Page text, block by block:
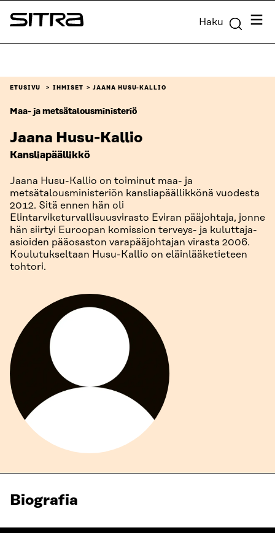
Siirry
suoraan
Sitra Haku
ETUSIVU IHMISET JAANA HUSU-KALLIO
Maa- ja metsätalousministeriö
Jaana Husu-Kallio
Kansliapäällikkö
Jaana Husu-Kallio on toiminut maa- ja
metsätalousministeriön kansliapäällikkönä vuodesta
2012. Sitä ennen hän oli
Elintarviketurvallisuusvirasto Eviran pääjohtaja, jonne
hän siirtyi Euroopan komission terveys- ja kuluttaja-
asioiden pääosaston varapääjohtajan virasta 2006.
Koulutukseltaan Husu-Kallio on eläinlääketieteen
tohtori.
Biografia